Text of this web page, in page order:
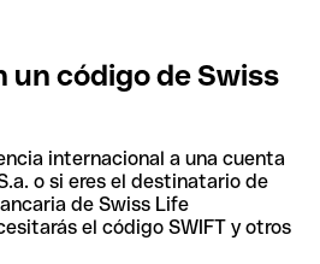
un código de Swiss
internacional a una cuenta
o si eres el destinatario de
de Swiss Life
el código SWIFT y otros